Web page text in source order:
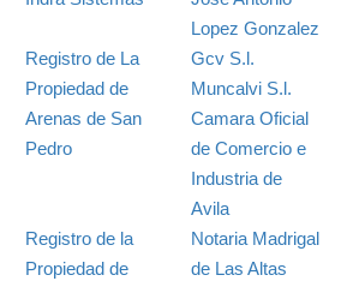
Lopez Gonzalez
Registro de La
Propiedad de
Arenas de San
Pedro
Gcv S.l.
Muncalvi S.l.
Camara Oficial
de Comercio e
Industria de
Avila
Registro de la
Propiedad de
Notaria Madrigal
de Las Altas